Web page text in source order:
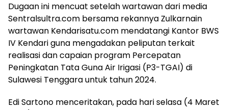
Dugaan ini mencuat setelah wartawan dari media
Sentralsultra.com bersama rekannya Zulkarnain
wartawan Kendarisatu.com mendatangi Kantor BWS
IV Kendari guna mengadakan peliputan terkait
realisasi dan capaian program Percepatan
Peningkatan Tata Guna Air Irigasi (P3-TGAI) di
Sulawesi Tenggara untuk tahun 2024.
Edi Sartono menceritakan, pada hari selasa (4 Maret